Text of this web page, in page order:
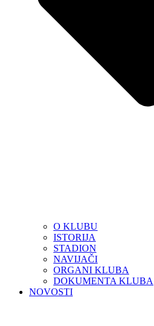
O KLUBU
ISTORIJA
STADION
NAVIJAČI
ORGANI KLUBA
DOKUMENTA KLUBA
NOVOSTI